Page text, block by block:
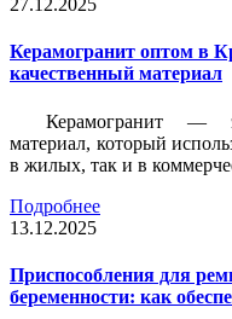
27.12.2025
Керамогранит оптом в
качественный материал
Керамогранит —
материал, который
в жилых, так и в
Подробнее
13.12.2025
Приспособления для
беременности: как